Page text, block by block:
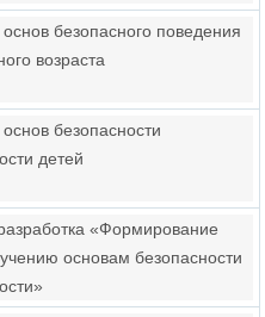
безопасного поведения
возраста
безопасности
детей
«Формирование
основам безопасности